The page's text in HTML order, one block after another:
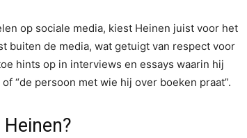
op sociale media, kiest Heinen juist voor het
buiten de media, wat getuigt van respect voor
hints op in interviews en essays waarin hij
“de persoon met wie hij over boeken praat”.